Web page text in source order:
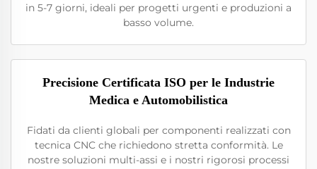
in 5-7 giorni, ideali per progetti urgenti e produzioni a
basso volume.
Precisione Certificata ISO per le Industrie
Medica e Automobilistica
Fidati da clienti globali per componenti realizzati con
tecnica CNC che richiedono stretta conformità. Le
nostre soluzioni multi-assi e i nostri rigorosi processi